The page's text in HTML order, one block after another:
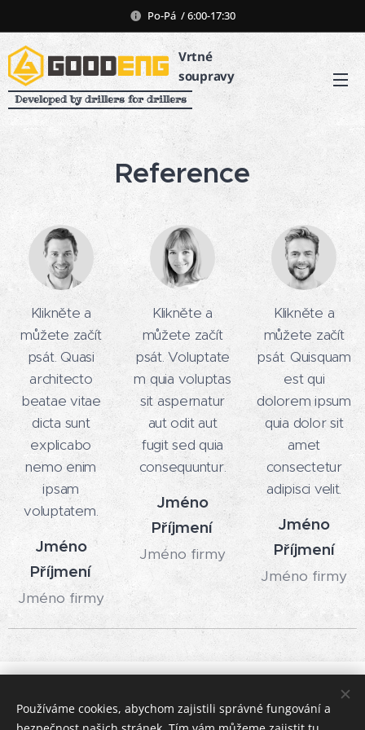
Po-Pá / 6:00-17:30
Vrtné
soupravy
Developed by drillers for drillers
Reference
Klikněte a
můžete začít
psát. Quasi
architecto
beatae vitae
dicta sunt
explicabo
nemo enim
ipsam
voluptatem.
Jméno
Příjmení
Jméno firmy
Klikněte a
můžete začít
psát. Voluptate
m quia voluptas
sit aspernatur
aut odit aut
fugit sed quia
consequuntur.
Jméno
Příjmení
Jméno firmy
Klikněte a
můžete začít
psát. Quisquam
est qui
dolorem ipsum
quia dolor sit
amet
consectetur
adipisci velit.
Jméno
Příjmení
Jméno firmy
Používáme cookies, abychom zajistili správné fungování a